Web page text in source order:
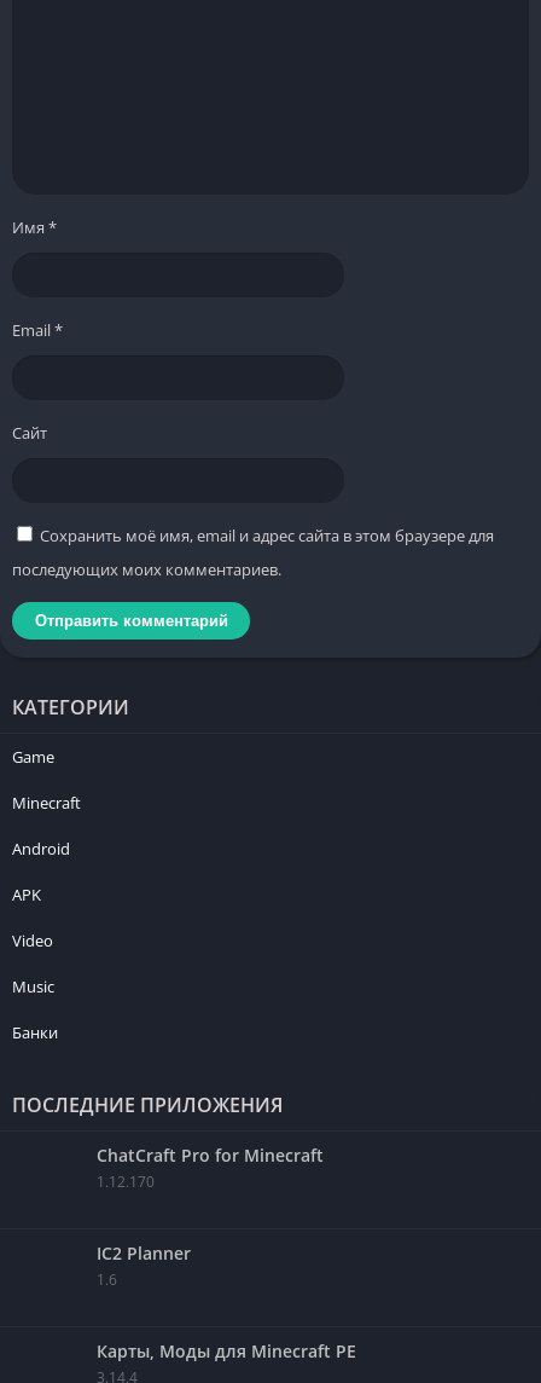
Имя *
Email*
Сайт
Сохранить моё имя, email и адрес сайта в этом браузере для
последующих моих комментариев.
КАТЕГОРИИ
Game
Minecraft
Android
APK
Video
Music
Банки
ПОСЛЕДНИЕ ПРИЛОЖЕНИЯ
ChatCraft Pro for Minecraft
1.12.170
IC2 Planner
1.6
Карты, Моды для Minecraft PE
3.14.4